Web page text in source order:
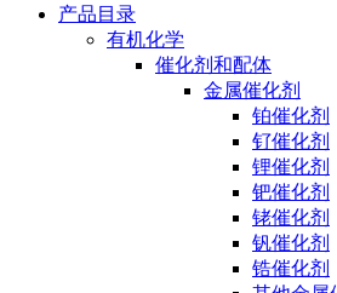
产品目录
有机化学
催化剂和配体
金属催化剂
铂催化剂
钌催化剂
锂催化剂
钯催化剂
铑催化剂
钒催化剂
锆催化剂